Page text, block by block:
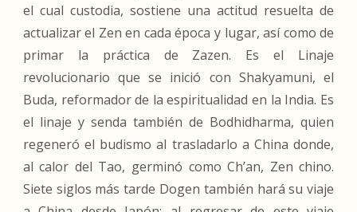
el cual custodia, sostiene una actitud resuelta de
actualizar el Zen en cada época y lugar, así como de
primar la práctica de Zazen. Es el Linaje
revolucionario que se inició con Shakyamuni, el
Buda, reformador de la espiritualidad en la India. Es
el linaje y senda también de Bodhidharma, quien
regeneró el budismo al trasladarlo a China donde,
al calor del Tao, germinó comoCh’an, Zen chino.
Siete siglos más tarde Dogen también hará su viaje